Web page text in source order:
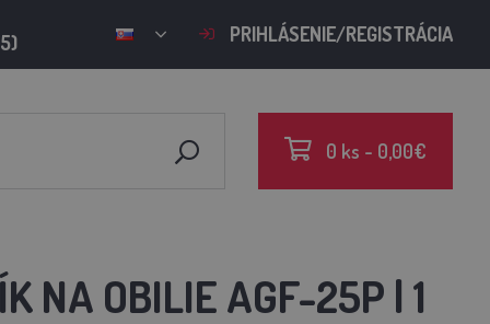
PRIHLÁSENIE/REGISTRÁCIA
0 ks - 0,00€
NA OBILIE AGF-25P | 1